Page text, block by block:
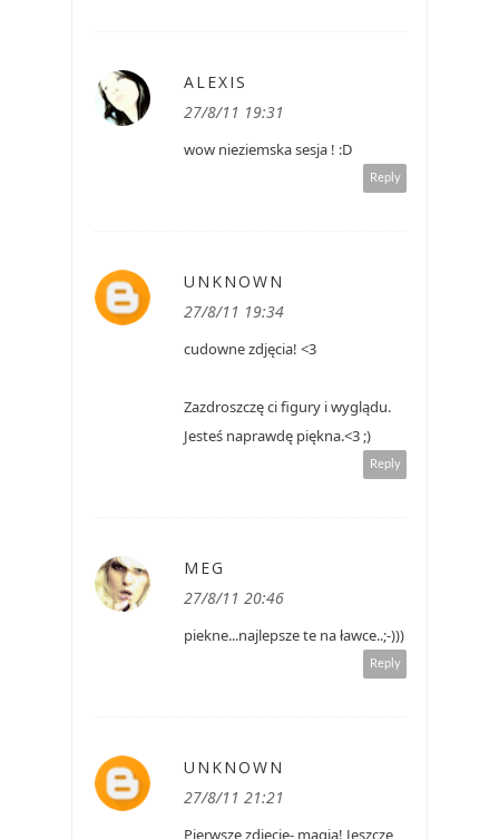
ALEXIS
27/8/11 19:31
wow nieziemska sesja ! :D
Reply
UNKNOWN
27/8/11 19:34
cudowne zdjęcia! <3
Zazdroszczę ci figury i wyglądu.
Jesteś naprawdę piękna.<3 ;)
Reply
MEG
27/8/11 20:46
piekne...najlepsze te na ławce..;-)))
Reply
UNKNOWN
27/8/11 21:21
Pierwsze zdjęcie- magia! Jeszcze